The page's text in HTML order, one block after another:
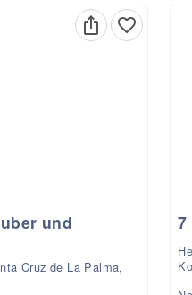
und
Cruz de La Palma,
7